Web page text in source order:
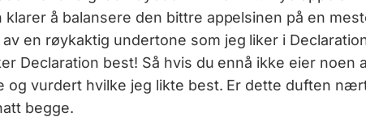
klarer å balansere den bittre appelsinen på en
en røykaktig undertone som jeg liker i
Declaration best! Så hvis du ennå ikke eier noen
og vurdert hvilke jeg likte best. Er dette duften
begge.